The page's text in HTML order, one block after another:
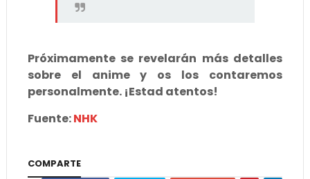
Próximamente se revelarán más detalles
sobre el anime y os los contaremos
personalmente. ¡Estad atentos!
Fuente:NHK
COMPARTE